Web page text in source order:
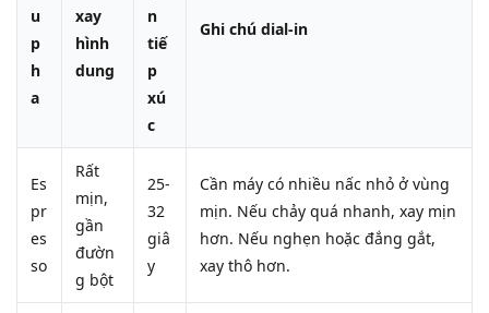
u
p
h
a
xay
hình
dung
n
tiế
p
xú
c
Ghi chú dial-in
Es
pr
es
so
Rất
mịn,
gần
đườn
g bột
25-
32
giâ
y
Cần máy có nhiều nấc nhỏ ở vùng
mịn. Nếu chảy quá nhanh, xay mịn
hơn. Nếu nghẹn hoặc đắng gắt,
xay thô hơn.